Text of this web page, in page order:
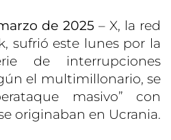
de 2025 – X, la red
sufrió este lunes por la
de interrupciones
el multimillonario, se
masivo” con
originaban en Ucrania.